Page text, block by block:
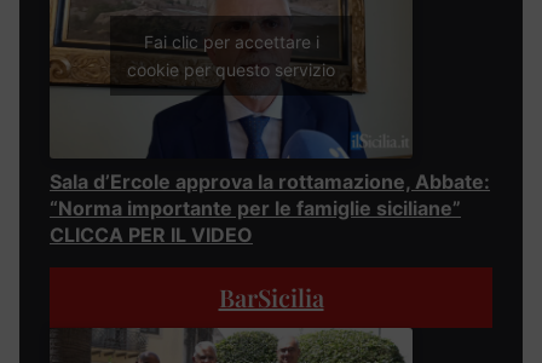
Fai clic per accettare i
cookie per questo servizio
Sala d’Ercole approva la rottamazione, Abbate:
“Norma importante per le famiglie siciliane”
CLICCA PER IL VIDEO
BarSicilia